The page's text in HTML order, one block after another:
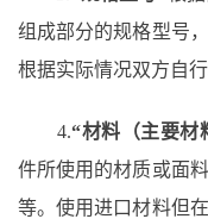
组成部分的规格型号
根据实际情况双方自
4.“材料（主要材
件所使用的材质或面
等。使用进口材料但